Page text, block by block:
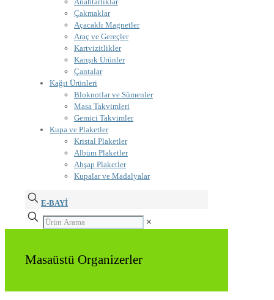
Çakmaklar
Açacaklı Magnetler
Araç ve Gereçler
Kartvizitlikler
Karışık Ürünler
Çantalar
Kağıt Ürünleri
Bloknotlar ve Sümenler
Masa Takvimleri
Gemici Takvimler
Kupa ve Plaketler
Kristal Plaketler
Albüm Plaketler
Ahşap Plaketler
Kupalar ve Madalyalar
E-BAYİ
✕
Masaüstü Organizerler